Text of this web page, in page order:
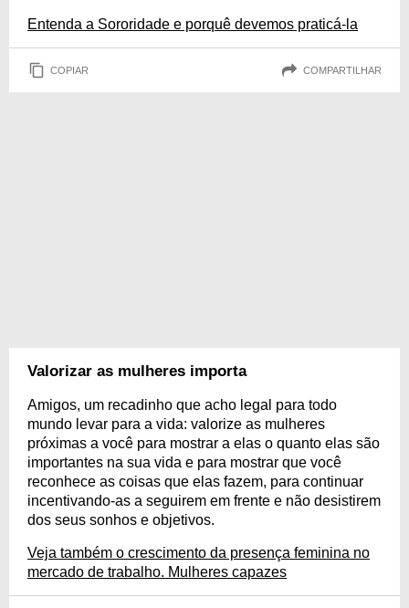
Entenda a Sororidade e porquê devemos praticá-la
COPIAR COMPARTILHAR
Valorizar as mulheres importa
Amigos, um recadinho que acho legal para todo
mundo levar para a vida: valorize as mulheres
próximas a você para mostrar a elas o quanto elas são
importantes na sua vida e para mostrar que você
reconhece as coisas que elas fazem, para continuar
incentivando-as a seguirem em frente e não desistirem
dos seus sonhos e objetivos.
Veja também o crescimento da presença feminina no
mercado de trabalho. Mulheres capazes